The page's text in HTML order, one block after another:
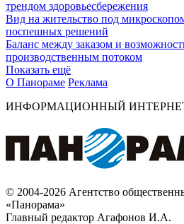
трендом здоровьесбережения
Вид на жительство под
поспешных решений
Баланс между заказом и
производственным потоком
Показать ещё
О Панораме Реклама
ИНФОРМАЦИОННЫЙ
© 2004-2026 Агентство
«Панорама»
Главный редактор Агафонов И.А.